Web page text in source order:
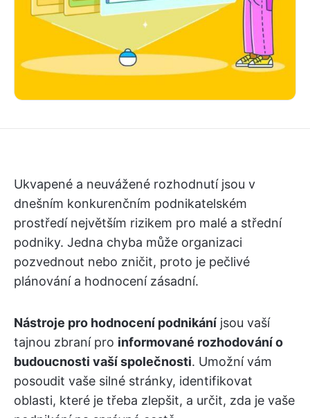
Ukvapené a neuvážené rozhodnutí jsou v
dnešním konkurenčním podnikatelském
prostředí největším rizikem pro malé a střední
podniky. Jedna chyba může organizaci
pozvednout nebo zničit, proto je pečlivé
plánování a hodnocení zásadní.
Nástroje pro hodnocení podnikání jsou vaší
tajnou zbraní pro informované rozhodování o
budoucnosti vaší společnosti. Umožní vám
posoudit vaše silné stránky, identifikovat
oblasti, které je třeba zlepšit, a určit, zda je vaše